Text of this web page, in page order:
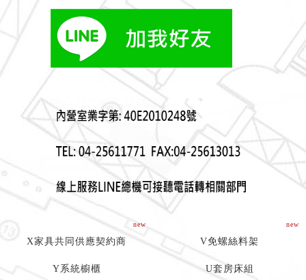
new
X家具共同供應契約商
new
V免螺絲料架
Y系統櫥櫃 U套房床組